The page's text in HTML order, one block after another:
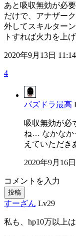
あと吸収無効が必
だけで、アナザー
外してスキルター
トすれば火力を上
2020年9月13日
4
パズドラ最高
吸収無効が必
ね… なかなか
えていただき
2020年9月16
コメントを入力
投稿
すーざん Lv29
私も、hp10万以上